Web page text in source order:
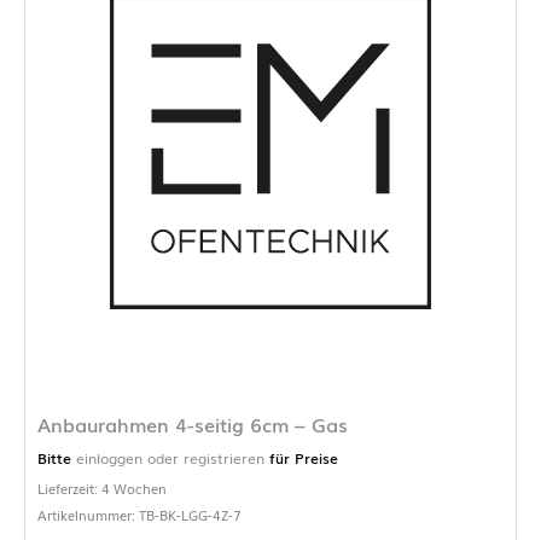
Anbaurahmen 4-seitig 6cm – Gas
Bitte einloggen oder registrieren für Preise
Lieferzeit: 4 Wochen
Artikelnummer: TB-BK-LGG-4Z-7